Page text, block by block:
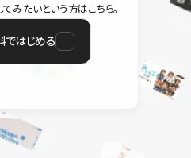
みたいという方はこちら。
ではじめる